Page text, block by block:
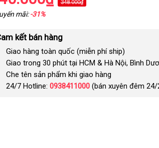
348.000₫
mãi:-31%
kết bán hàng
Giao hàng toàn quốc (miễn phí ship)
Giao trong 30 phút tại HCM & Hà Nội, Bình
Che tên sản phẩm khi giao hàng
24/7 Hotline: 0938411000(bán xuyên đêm 24/